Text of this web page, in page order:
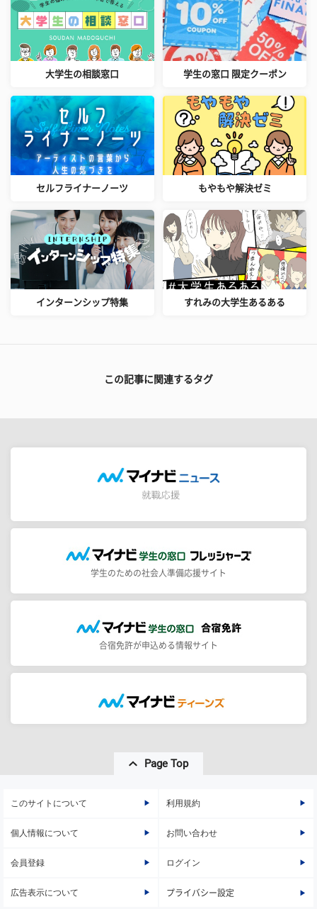
大学生の相談窓口 学生の窓口 限定クーポン
セルフライナーノーツ もやもや解決ゼミ
インターンシップ特集 すれみの大学生あるある
この記事に関連するタグ
学生のための社会人準備応援サイト
合宿免許が申込める情報サイト
Page Top
このサイトについて 利用規約
個人情報について お問い合わせ
会員登録 ログイン
広告表示について プライバシー設定